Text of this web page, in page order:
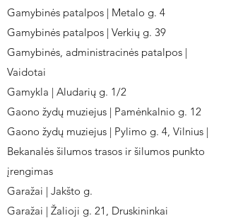
Gamybinės patalpos | Metalo g. 4
Gamybinės patalpos | Verkių g. 39
Gamybinės, administracinės patalpos |
Vaidotai
Gamykla | Aludarių g. 1/2
Gaono žydų muziejus | Pamėnkalnio g. 12
Gaono žydų muziejus | Pylimo g. 4, Vilnius |
Bekanalės šilumos trasos ir šilumos punkto
įrengimas
Garažai | Jakšto g.
Garažai | Žalioji g. 21, Druskininkai